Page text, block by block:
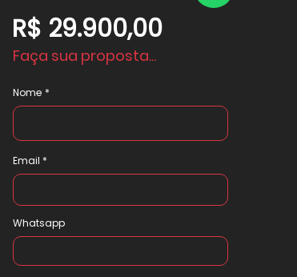
R$ 29.900,00
Faça sua proposta...
Nome
Email
Whatsapp